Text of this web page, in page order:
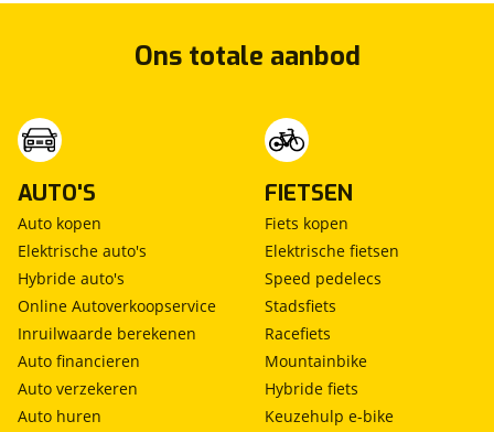
Ons totale aanbod
AUTO'S
Auto kopen
Elektrische auto's
Hybride auto's
Online Autoverkoopservice
Inruilwaarde berekenen
Auto financieren
Auto verzekeren
Auto huren
FIETSEN
Fiets kopen
Elektrische fietsen
Speed pedelecs
Stadsfiets
Racefiets
Mountainbike
Hybride fiets
Keuzehulp e-bike